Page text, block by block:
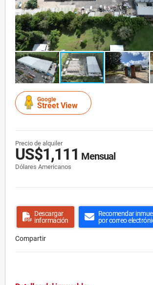
Google
Street View
Precio de alquiler
US$1,111 Mensual
Dólares Americanos
Descargar
información
Recomendar
por correo
Compartir